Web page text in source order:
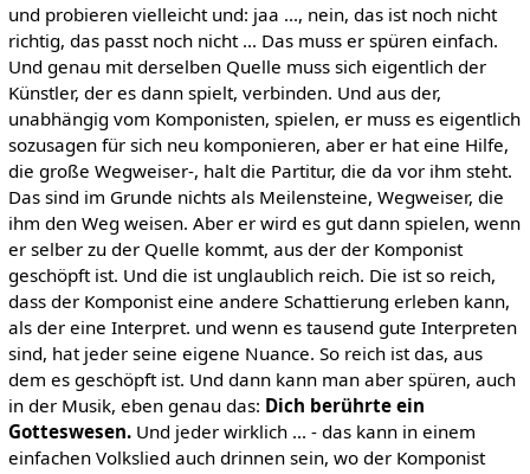
und probieren vielleicht und: jaa ..., nein, das ist noch nicht
richtig, das passt noch nicht ... Das muss er spüren einfach.
Und genau mit derselben Quelle muss sich eigentlich der
Künstler, der es dann spielt, verbinden. Und aus der,
unabhängig vom Komponisten, spielen, er muss es eigentlich
sozusagen für sich neu komponieren, aber er hat eine Hilfe,
die große Wegweiser-, halt die Partitur, die da vor ihm steht.
Das sind im Grunde nichts als Meilensteine, Wegweiser, die
ihm den Weg weisen. Aber er wird es gut dann spielen, wenn
er selber zu der Quelle kommt, aus der der Komponist
geschöpft ist. Und die ist unglaublich reich. Die ist so reich,
dass der Komponist eine andere Schattierung erleben kann,
als der eine Interpret. und wenn es tausend gute Interpreten
sind, hat jeder seine eigene Nuance. So reich ist das, aus
dem es geschöpft ist. Und dann kann man aber spüren, auch
in der Musik, eben genau das: Dich berührte ein
Gotteswesen.Und jeder wirklich ... - das kann in einem
einfachen Volkslied auch drinnen sein, wo der Komponist